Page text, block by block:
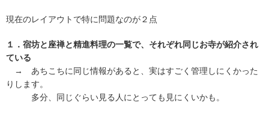
現在のレイアウトで特に問題なのが２点
１．宿坊と座禅と精進料理の一覧で、それぞれ同じお寺が紹介され
ている
→ あちこちに同じ情報があると、実はすごく管理しにくかった
りします。
多分、同じぐらい見る人にとっても見にくいかも。